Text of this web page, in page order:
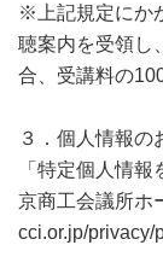
※上記規定にか
聴案内を受領し
合、受講料の
３．個人情報の
「特定個人情
京商工会議所ホ
cci.or.jp/privacy/